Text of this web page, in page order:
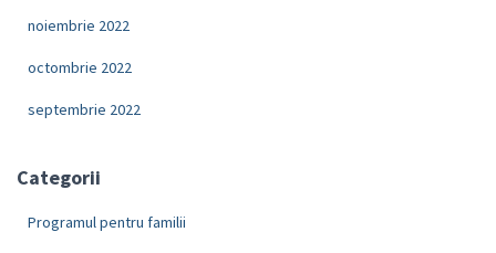
noiembrie 2022
octombrie 2022
septembrie 2022
Categorii
Programul pentru familii